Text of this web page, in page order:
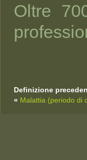
Oltre
Definizione
« Malattia (periodo di